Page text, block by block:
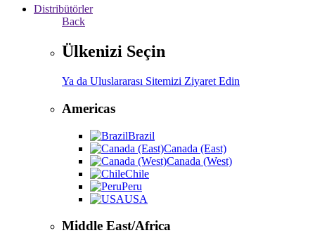
Distribütörler
Back
Ülkenizi Seçin
Ya da Uluslararası Sitemizi Ziyaret Edin
Americas
Brazil
Canada (East)
Canada (West)
Chile
Peru
USA
Middle East/Africa